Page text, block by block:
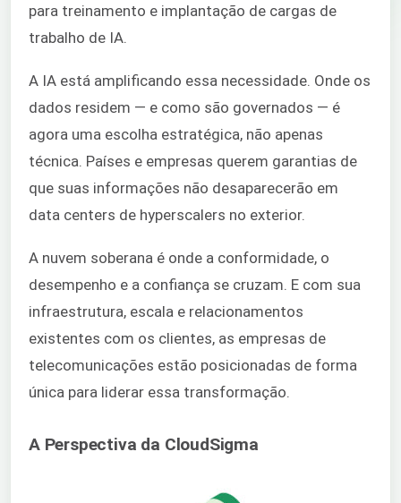
para treinamento e implantação de cargas de
trabalho de IA.
A IA está amplificando essa necessidade. Onde os
dados residem — e como são governados — é
agora uma escolha estratégica, não apenas
técnica. Países e empresas querem garantias de
que suas informações não desaparecerão em
data centers de hyperscalers no exterior.
A nuvem soberana é onde a conformidade, o
desempenho e a confiança se cruzam. E com sua
infraestrutura, escala e relacionamentos
existentes com os clientes, as empresas de
telecomunicações estão posicionadas de forma
única para liderar essa transformação.
A Perspectiva da CloudSigma